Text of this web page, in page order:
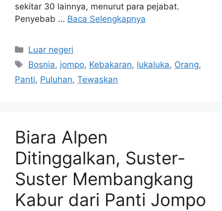
sekitar 30 lainnya, menurut para pejabat.
Penyebab … Baca Selengkapnya
Kategori
Luar negeri
Tag
Bosnia, jompo, Kebakaran, lukaluka, Orang,
Panti, Puluhan, Tewaskan
Biara Alpen
Ditinggalkan, Suster-
Suster Membangkang
Kabur dari Panti Jompo